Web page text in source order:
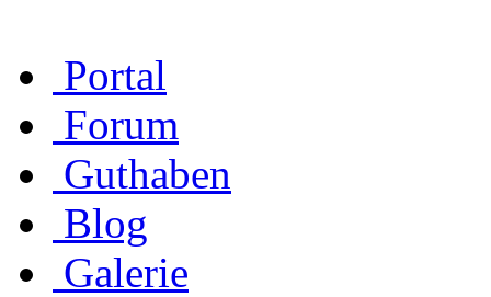
Portal
Forum
Guthaben
Blog
Galerie